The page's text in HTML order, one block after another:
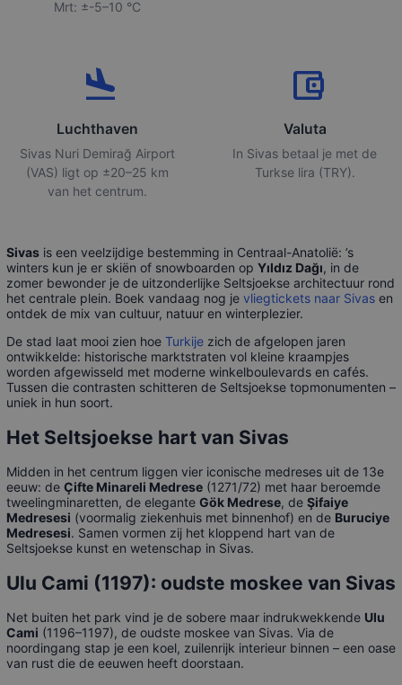
Mrt: ±-5–10 °C
flight_land
Luchthaven
Sivas Nuri Demirağ Airport
(VAS) ligt op ±20–25 km
van het centrum.
account_balance_wallet
Valuta
In Sivas betaal je met de
Turkse lira (TRY).
Sivas is een veelzijdige bestemming in Centraal-Anatolië: ’s
winters kun je er skiën of snowboarden op Yıldız Dağı, in de
zomer bewonder je de uitzonderlijke Seltsjoekse architectuur rond
het centrale plein. Boek vandaag nog je vliegtickets naar Sivas en
ontdek de mix van cultuur, natuur en winterplezier.
De stad laat mooi zien hoe Turkije zich de afgelopen jaren
ontwikkelde: historische marktstraten vol kleine kraampjes
worden afgewisseld met moderne winkelboulevards en cafés.
Tussen die contrasten schitteren de Seltsjoekse topmonumenten –
uniek in hun soort.
Het Seltsjoekse hart van Sivas
Midden in het centrum liggen vier iconische medreses uit de 13e
eeuw: de Çifte Minareli Medrese (1271/72) met haar beroemde
tweelingminaretten, de elegante Gök Medrese, de Şifaiye
Medresesi (voormalig ziekenhuis met binnenhof) en de Buruciye
Medresesi. Samen vormen zij het kloppend hart van de
Seltsjoekse kunst en wetenschap in Sivas.
Ulu Cami (1197): oudste moskee van Sivas
Net buiten het park vind je de sobere maar indrukwekkende Ulu
Cami (1196–1197), de oudste moskee van Sivas. Via de
noordingang stap je een koel, zuilenrijk interieur binnen – een oase
van rust die de eeuwen heeft doorstaan.